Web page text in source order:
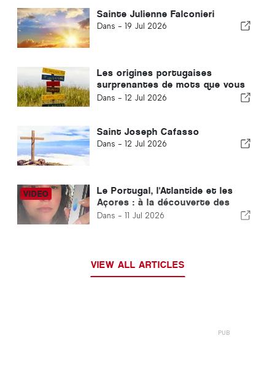
Sainte Julienne Falconieri
Dans - 19 Jul 2026
Les origines portugaises
surprenantes de mots que vous
ne connaissiez pas
Dans - 12 Jul 2026
Saint Joseph Cafasso
Dans - 12 Jul 2026
Le Portugal, l'Atlantide et les
Açores : à la découverte des
civilisations anciennes et des
Dans - 11 Jul 2026
VIEW ALL ARTICLES